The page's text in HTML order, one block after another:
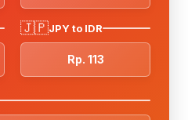
🇯🇵JPY to IDR
Rp. 113